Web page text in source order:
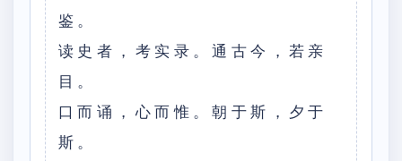
鉴。
读史者，考实录。通古今，若亲
目。
口而诵，心而惟。朝于斯，夕于
斯。